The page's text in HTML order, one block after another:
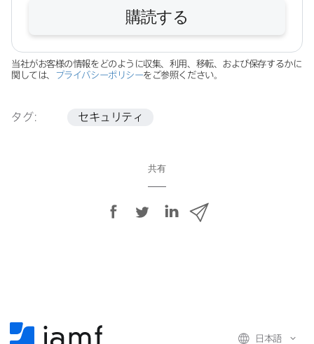
購読する
当社が​お客様の​情報を​どのように​収集、​利用、​移転、​および​保存するかに​
関しては、 プライバシーポリシーを​ご参照ください。
タグ: セキュリティ
共有
日本語